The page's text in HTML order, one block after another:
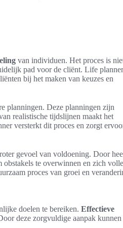
van individuen. Het proces is
pad voor de cliënt. Life
bij het maken van keuzes en
planningen. Deze planningen zijn
realistische tijdslijnen maakt het
versterkt dit proces en zorgt
gevoel van voldoening. Door
obstakels te overwinnen en zich
proces van groei en
doelen te bereiken. Effectieve
deze zorgvuldige aanpak kunnen